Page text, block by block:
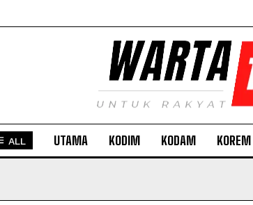
ALL UTAMA KODIM KODAM KOREM